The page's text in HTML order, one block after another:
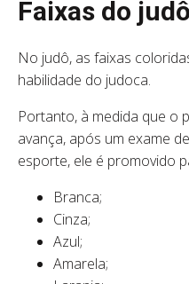
Faixas do
No judô, as faixas
habilidade do judoca.
Portanto, à medida que o
avança, após um exame
esporte, ele é promovido
Branca;
Cinza;
Azul;
Amarela;